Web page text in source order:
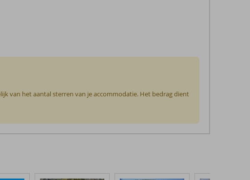
van het aantal sterren van je accommodatie. Het bedrag dient